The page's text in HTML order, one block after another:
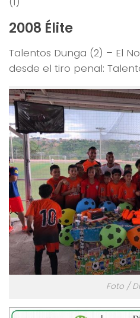
2008 Élite
Talentos Dunga (2) – El
desde el tiro penal:
Foto /